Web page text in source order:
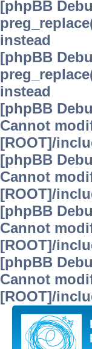
[phpBB
instead
[phpBB
instead
[phpBB
Cannot
[ROOT]/
[phpBB
Cannot
[ROOT]/
[phpBB
Cannot
[ROOT]/
[phpBB
Cannot
[ROOT]/